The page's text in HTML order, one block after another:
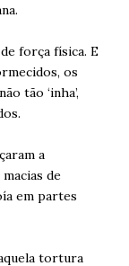
força física. E
os
tão ‘inha’,
a
de
em partes
tortura